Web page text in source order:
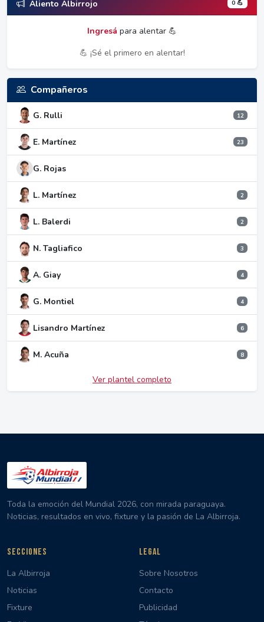
Aliento Albirrojo 0 💪
Ingresá para alentar 💪
💪 ¡Sé el primero en alentar!
Compañeros
G. Rulli 12
E. Martínez 23
G. Rojas
L. Martínez 2
L. Balerdi 2
N. Tagliafico 3
A. Giay 4
G. Montiel 4
Lisandro Martínez 6
M. Acuña 8
Ver plantel completo
Toda la emoción del Mundial 2026, con mirada paraguaya.
Noticias, resultados en vivo, fixture y la pasión de La Albirroja.
SECCIONES
La Albirroja
Noticias
Fixture
LEGAL
Sobre Nosotros
Contacto
Publicidad